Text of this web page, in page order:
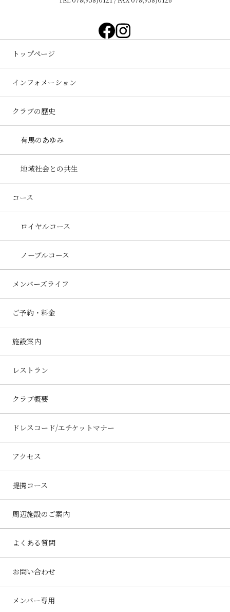
トップページ
インフォメーション
クラブの歴史
有馬のあゆみ
地域社会との共生
コース
ロイヤルコース
ノーブルコース
メンバーズライフ
ご予約・料金
施設案内
レストラン
クラブ概要
ドレスコード/エチケットマナー
アクセス
提携コース
周辺施設のご案内
よくある質問
お問い合わせ
メンバー専用